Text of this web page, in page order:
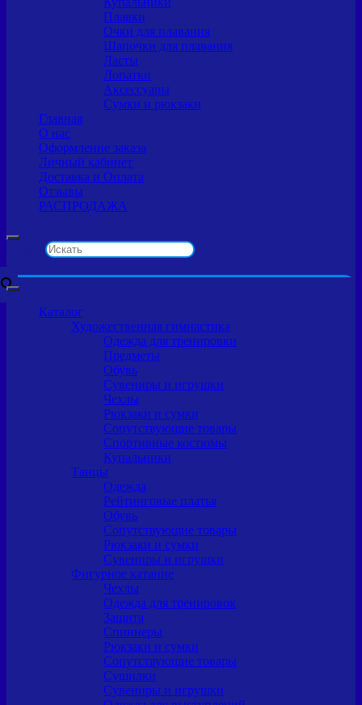
Плавки
Очки для плавания
Шапочки для плавания
Ласты
Лопатки
Аксессуары
Сумки и рюкзаки
Главная
О нас
Оформление заказа
Личный кабинет
Доставка и Оплата
Отзывы
РАСПРОДАЖА
Каталог
Художественная гимнастика
Одежда для тренировки
Предметы
Обувь
Сувениры и игрушки
Чехлы
Рюкзаки и сумки
Сопутствующие товары
Спортивные костюмы
Купальники
Танцы
Одежда
Рейтинговые платья
Обувь
Сопутствующие товары
Рюкзаки и сумки
Сувениры и игрушки
Фигурное катание
Чехлы
Одежда для тренировок
Защита
Спиннеры
Рюкзаки и сумки
Сопутствующие товары
Сушилки
Сувениры и игрушки